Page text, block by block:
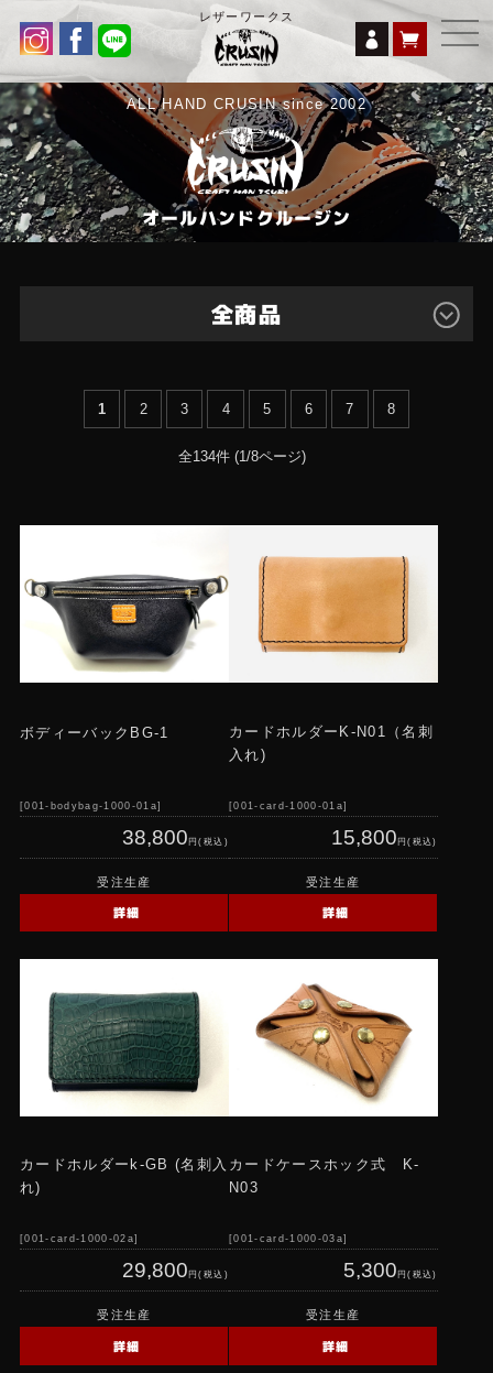
レザーワークス
ALL HAND CRUSIN since 2002
オールハンドクルージン
全商品
ラウンドジップウォレット
ラウンドミドルショート
バッグ
ミニウォレット
カードケース、その他
トートバッグ
オプション
スカルシリーズ
カスタムフルオーダー
ストックレザーグッズ
コインケース
キーホルダー・レザーロープ
ウォレットホルダー・ベルト
1 2 3 4 5 6 7 8
全134件 (1/8ページ)
ボディーバックBG-1
001-bodybag-1000-01a
38,800円(税込)
受注生産
詳細
カードホルダーK-N01（名刺
入れ)
001-card-1000-01a
15,800円(税込)
受注生産
詳細
カードホルダーk-GB (名刺入
れ)
001-card-1000-02a
29,800円(税込)
受注生産
詳細
カードケースホック式 K-
N03
001-card-1000-03a
5,300円(税込)
受注生産
詳細